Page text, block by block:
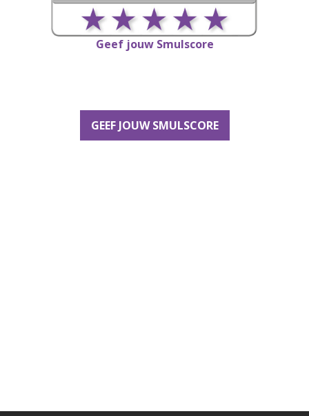
Geef jouw Smulscore
GEEF JOUW SMULSCORE